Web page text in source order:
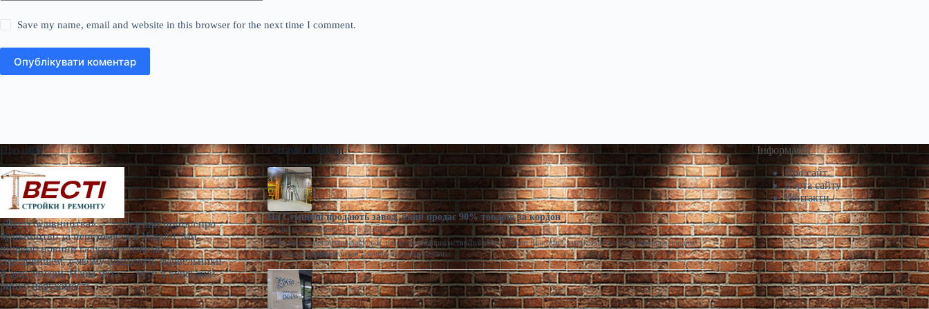
Save my name, email and website in this browser for the next time I comment.
Опублікувати коментар
Про сайт
«Весті будівництва» — галузевий портал про
будівництво та нерухомість в Україні. Ми
пишемо новини галузі та стежимо за
середовищем, у якому працюють будівельники
й девелопери. Наша мета — бути в курсі змін
ринку нерухомості.
Останні новини
На Сумщині продають завод, який продає 90% товарів за кордон
Діана Ярмоленко
Сер 7, 2026
У Конотопі виставили на продаж діюче агропідприємство/Inventure У місті Конотоп Сумської області виставили на продаж
100% корпоративних прав діючого агропереробного
Інформація
Про сайт
Карта сайту
Контакти